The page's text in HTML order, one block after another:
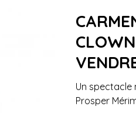
Un spectacle
Prosper